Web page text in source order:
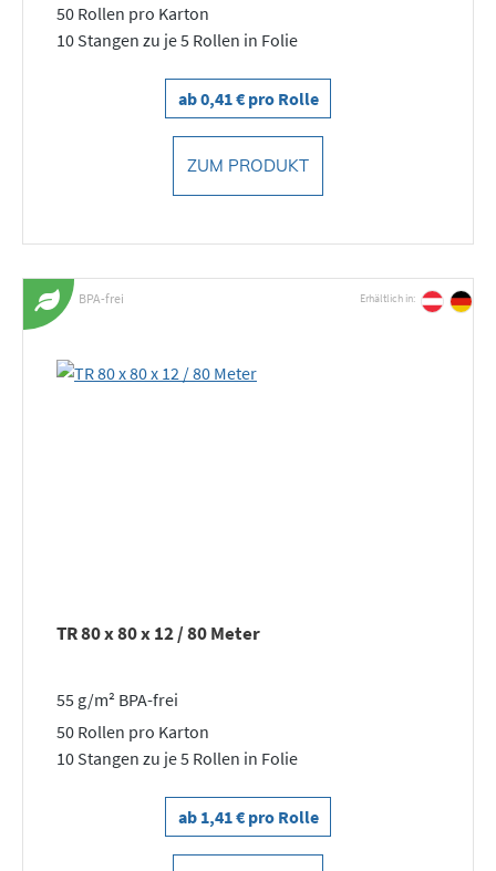
50 Rollen pro Karton
10 Stangen zu je 5 Rollen in Folie
ab 0,41 € pro Rolle
ZUM PRODUKT
BPA-frei Erhältlich in:
TR 80 x 80 x 12 / 80 Meter
55 g/m² BPA-frei
50 Rollen pro Karton
10 Stangen zu je 5 Rollen in Folie
ab 1,41 € pro Rolle